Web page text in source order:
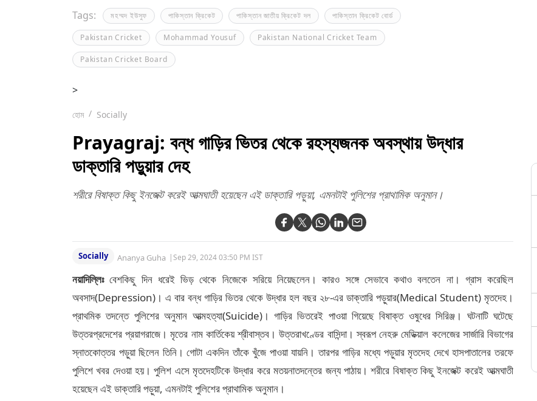
Tags: মহম্মদ ইউসুফ পাকিস্তান ক্রিকেট পাকিস্তান জাতীয় ক্রিকেট দল পাকিস্তান ক্রিকেট বোর্ড
Pakistan Cricket Mohammad Yousuf Pakistan National Cricket Team
Pakistan Cricket Board
>
হোম Socially
Prayagraj: বন্ধ গাড়ির ভিতর থেকে রহস্যজনক অবস্থায় উদ্ধার
ডাক্তারি পড়ুয়ার দেহ
শরীরে বিষাক্ত কিছু ইনজেক্ট করেই আত্মঘাতী হয়েছেন এই ডাক্তারি পড়ুয়া, এমনটাই পুলিশের প্রাথামিক অনুমান।
Socially Ananya Guha |Sep 29, 2024 03:50 PM IST
নয়াদিল্লিঃবেশকিছু দিন ধরেই ভিড় থেকে নিজেকে সরিয়ে নিয়েছলেন। কারও সঙ্গে সেভাবে কথাও বলতেন না। গ্রাস করেছিল
অবসাদ(Depression)। এ বার বন্ধ গাড়ির ভিতর থেকে উদ্ধার হল বছর ২৮-এর ডাক্তারি পড়ুয়ার(Medical Student) মৃতদেহ।
প্রাথমিক তদন্তে পুলিশের অনুমান আত্মহত্যা(Suicide)। গাড়ির ভিতরেই পাওয়া গিয়েছে বিষাক্ত ওষুধের সিরিঞ্জ। ঘটনাটি ঘটেছে
উত্তরপ্রদেশের প্রয়াগরাজে। মৃতের নাম কার্তিকেয় শ্রীবাস্তব। উত্তরাখণ্ডের বাসিন্দা। স্বরূপ নেহরু মেডিক্য়াল কলেজের সার্জারি বিভাগের
স্নাতকোত্তর পড়ুয়া ছিলেন তিনি। গোটা একদিন তাঁকে খুঁজে পাওয়া যায়নি। তারপর গাড়ির মধ্যে পড়ুয়ার মৃতদেহ দেখে হাসপাতালের তরফে
পুলিশে খবর দেওয়া হয়। পুলিশ এসে মৃতদেহটিকে উদ্ধার করে মতয়নাতদন্তের জন্য পাঠায়। শরীরে বিষাক্ত কিছু ইনজেক্ট করেই আত্মঘাতী
হয়েছেন এই ডাক্তারি পড়ুয়া, এমনটাই পুলিশের প্রাথামিক অনুমান।